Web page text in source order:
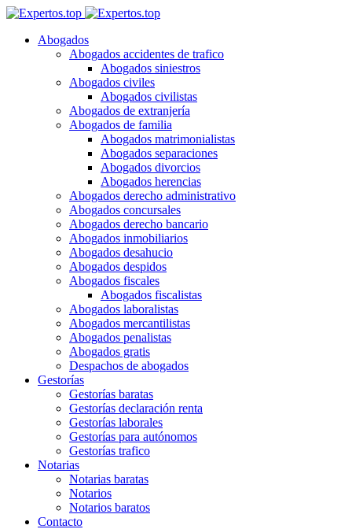
Abogados
Abogados accidentes de trafico
Abogados siniestros
Abogados civiles
Abogados civilistas
Abogados de extranjería
Abogados de familia
Abogados matrimonialistas
Abogados separaciones
Abogados divorcios
Abogados herencias
Abogados derecho administrativo
Abogados concursales
Abogados derecho bancario
Abogados inmobiliarios
Abogados desahucio
Abogados despidos
Abogados fiscales
Abogados fiscalistas
Abogados laboralistas
Abogados mercantilistas
Abogados penalistas
Abogados gratis
Despachos de abogados
Gestorías
Gestorías baratas
Gestorías declaración renta
Gestorías laborales
Gestorías para autónomos
Gestorías trafico
Notarias
Notarias baratas
Notarios
Notarios baratos
Contacto